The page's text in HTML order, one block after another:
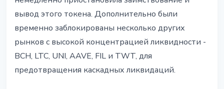
вывод этого токена. Дополнительно были
временно заблокированы несколько других
рынков с высокой концентрацией ликвидности -
BCH, LTC, UNI, AAVE, FIL и TWT, для
предотвращения каскадных ликвидаций.